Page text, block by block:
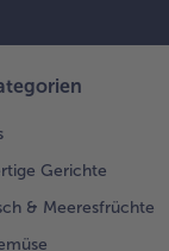
Gerichte
& Meeresfrüchte